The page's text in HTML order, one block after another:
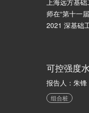
上海远方基
师在“第十一
2021 深基础
可控强度
报告人：朱锋
组合桩